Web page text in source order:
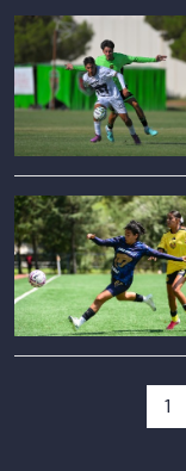
1